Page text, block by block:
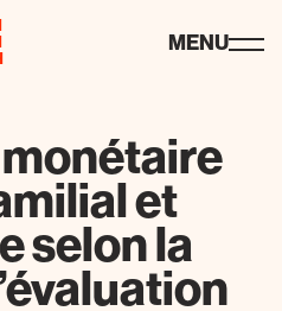
MENU
et
selon la